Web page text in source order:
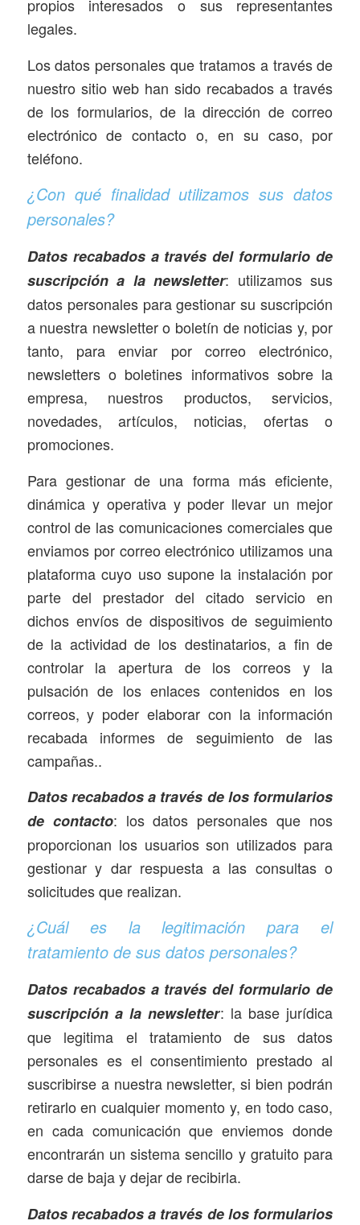
propios interesados o sus representantes
legales.
Los datos personales que tratamos a través de
nuestro sitio web han sido recabados a través
de los formularios, de la dirección de correo
electrónico de contacto o, en su caso, por
teléfono.
¿Con qué finalidad utilizamos sus datos
personales?
Datos recabados a través del formulario de
suscripción a la newsletter: utilizamos sus
datos personales para gestionar su suscripción
a nuestra newsletter o boletín de noticias y, por
tanto, para enviar por correo electrónico,
newsletters o boletines informativos sobre la
empresa, nuestros productos, servicios,
novedades, artículos, noticias, ofertas o
promociones.
Para gestionar de una forma más eficiente,
dinámica y operativa y poder llevar un mejor
control de las comunicaciones comerciales que
enviamos por correo electrónico utilizamos una
plataforma cuyo uso supone la instalación por
parte del prestador del citado servicio en
dichos envíos de dispositivos de seguimiento
de la actividad de los destinatarios, a fin de
controlar la apertura de los correos y la
pulsación de los enlaces contenidos en los
correos, y poder elaborar con la información
recabada informes de seguimiento de las
campañas..
Datos recabados a través de los formularios
de contacto: los datos personales que nos
proporcionan los usuarios son utilizados para
gestionar y dar respuesta a las consultas o
solicitudes que realizan.
¿Cuál es la legitimación para el
tratamiento de sus datos personales?
Datos recabados a través del formulario de
suscripción a la newsletter: la base jurídica
que legitima el tratamiento de sus datos
personales es el consentimiento prestado al
suscribirse a nuestra newsletter, si bien podrán
retirarlo en cualquier momento y, en todo caso,
en cada comunicación que enviemos donde
encontrarán un sistema sencillo y gratuito para
darse de baja y dejar de recibirla.
Datos recabados a través de los formularios